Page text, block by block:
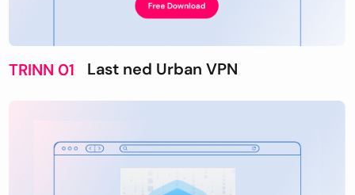
TRINN 01 Last ned Urban VPN